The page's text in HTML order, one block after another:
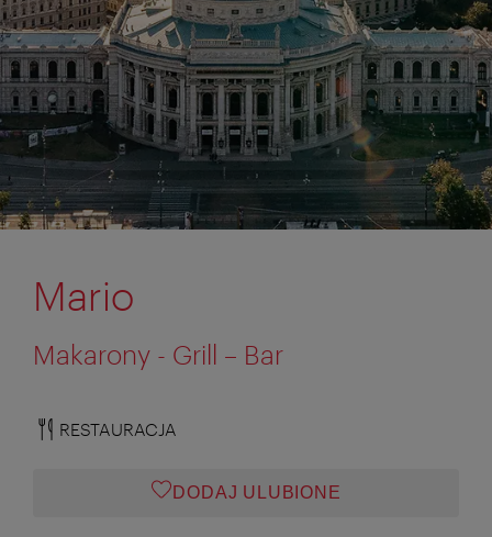
Mario
Makarony - Grill – Bar
RESTAURACJA
DODAJ ULUBIONE